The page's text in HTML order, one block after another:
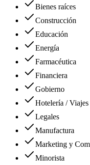
Bienes raíces
Construcción
Educación
Energía
Farmacéutica
Financiera
Gobierno
Hotelería / Viajes
Legales
Manufactura
Marketing y
Minorista